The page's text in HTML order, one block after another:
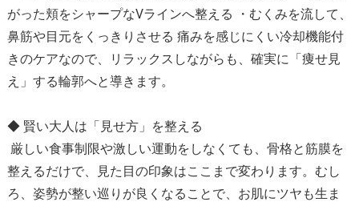
がった頬をシャープなVラインへ整える ・むくみを流して、
鼻筋や目元をくっきりさせる 痛みを感じにくい冷却機能付
きのケアなので、リラックスしながらも、確実に「痩せ見
え」する輪郭へと導きます。
◆ 賢い大人は「見せ方」を整える
厳しい食事制限や激しい運動をしなくても、骨格と筋膜を
整えるだけで、見た目の印象はここまで変わります。むし
ろ、姿勢が整い巡りが良くなることで、お肌にツヤも生ま